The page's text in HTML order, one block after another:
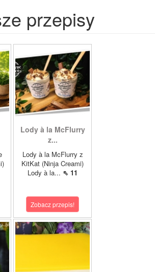
przepisy
Lody à la McFlurry
z...
Lody à la McFlurry z
KitKat (Ninja Creami)
Lody à la... ⇖ 11
Zobacz przepis!